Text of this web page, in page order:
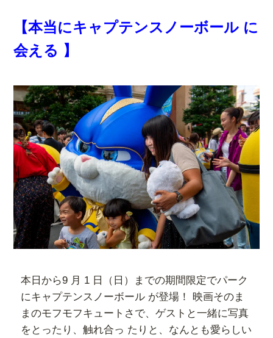
【本当にキャプテンスノーボール に
会える 】
本日から9 月 1 日（日）までの期間限定でパーク
にキャプテンスノーボール が登場！ 映画そのま
まのモフモフキュートさで、ゲストと一緒に写真
をとったり、触れ合っ たりと、なんとも愛らしい